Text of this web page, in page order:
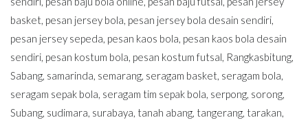
basket, pesan jersey bola, pesan jersey bola desain sendiri,
pesan jersey sepeda, pesan kaos bola, pesan kaos bola desain
sendiri, pesan kostum bola, pesan kostum futsal, Rangkasbitung,
Sabang, samarinda, semarang, seragam basket, seragam bola,
seragam sepak bola, seragam tim sepak bola, serpong, sorong,
Subang, sudimara, surabaya, tanah abang, tangerang, tarakan,